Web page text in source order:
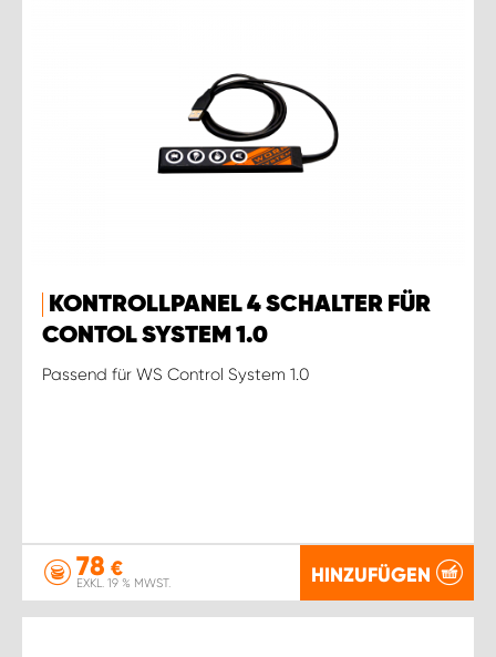
KONTROLLPANEL 4 SCHALTER FÜR
CONTOL SYSTEM 1.0
Passend für WS Control System 1.0
78 €
EXKL. 19 % MWST. HINZUFÜGEN